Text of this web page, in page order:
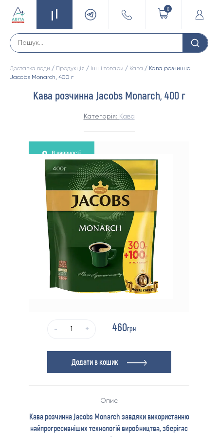
0
Доставка води / Продукція / Інші товари / Кава / Кава розчинна
Jacobs Monarch, 400 г
Кава розчинна Jacobs Monarch, 400 г
Категорія: Кава
В наявності
- + 460грн
Додати в кошик
Опис
Кава розчинна Jacobs Monarch завдяки використанню
найпрогресивніших технологій виробництва, зберігає